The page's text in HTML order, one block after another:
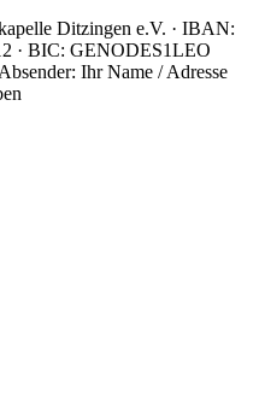
Ditzingen e.V. · IBAN:
· BIC: GENODES1LEO
Ihr Name / Adresse